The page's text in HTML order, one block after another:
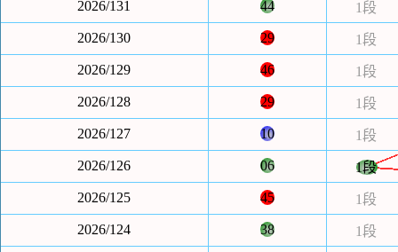
2026/131 44
1段
2026/130
29
1段
2026/129
46
1段
2026/128
29
1段
2026/127
10
1段
2026/126
06
1段
2026/125
45
1段
2026/124
38
1段